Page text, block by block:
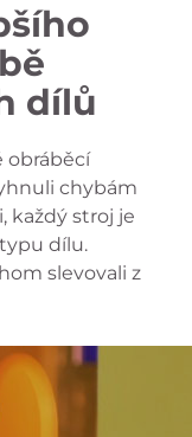
dílů
obráběcí
chybám
každý stroj je
dílu.
slevovali z